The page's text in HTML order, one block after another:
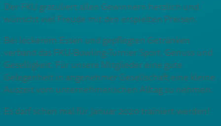
Der FKU gratuliert allen Gewinnern herzlich und
wünscht viel Freude mit den erspielten Preisen.
Bei leckerem Essen und gepflegten Getränken
verband das FKU-Bowling-Turnier Sport, Genuss und
Geselligkeit. Für unsere Mitglieder eine gute
Gelegenheit in angenehmer Gesellschaft eine kleine
Auszeit vom unternehmerischen Alltag zu nehmen.
Es darf schon mal für Januar 2020 trainiert werden!